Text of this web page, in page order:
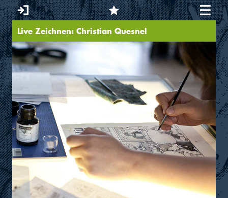
You are here
Live Zeichnen: Christian Quesnel